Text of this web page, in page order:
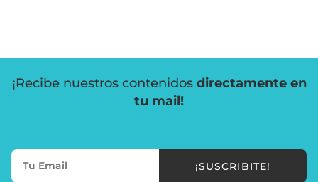
¡Recibe nuestros contenidos directamente en
tu mail!
¡SUSCRIBITE!